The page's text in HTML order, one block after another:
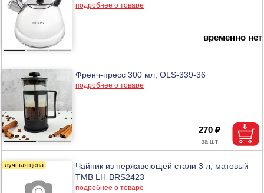
подробнее о товаре
временно нет
Френч-пресс 300 мл, OLS-339-36
подробнее о товаре
270 ₽
Чайник из нержавеющей стали 3 л, матовый
ТМВ LH-BRS2423
подробнее о товаре